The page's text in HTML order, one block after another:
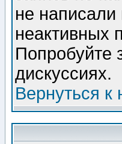
не
неактивных
Попробуйте
дискуссиях.
Вернуться к